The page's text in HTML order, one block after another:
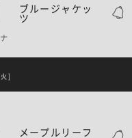
ブルージャケッ
ツ
]
メープルリーフ